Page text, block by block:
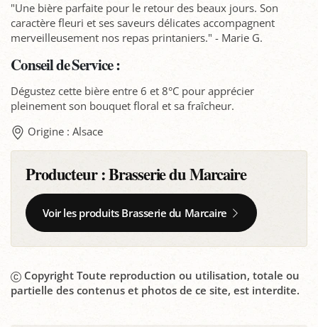
"Une bière parfaite pour le retour des beaux jours. Son
caractère fleuri et ses saveurs délicates accompagnent
merveilleusement nos repas printaniers." - Marie G.
Conseil de Service :
Dégustez cette bière entre 6 et 8°C pour apprécier
pleinement son bouquet floral et sa fraîcheur.
Origine : Alsace
Producteur :Brasserie du Marcaire
Voir les produits Brasserie du Marcaire
Copyright Toute reproduction ou utilisation, totale ou
partielle des contenus et photos de ce site, est interdite.